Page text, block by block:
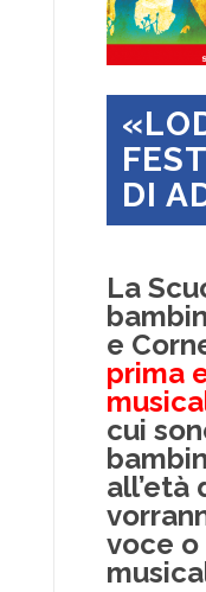
DI
La
e
prima
cui
all’età
voce